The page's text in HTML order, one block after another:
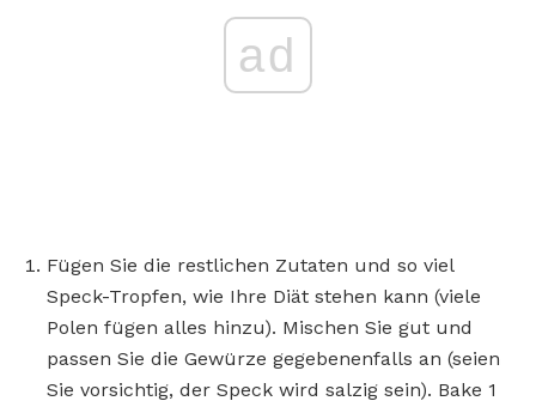
ad
Fügen Sie die restlichen Zutaten und so viel
Speck-Tropfen, wie Ihre Diät stehen kann (viele
Polen fügen alles hinzu). Mischen Sie gut und
passen Sie die Gewürze gegebenenfalls an (seien
Sie vorsichtig, der Speck wird salzig sein). Bake 1